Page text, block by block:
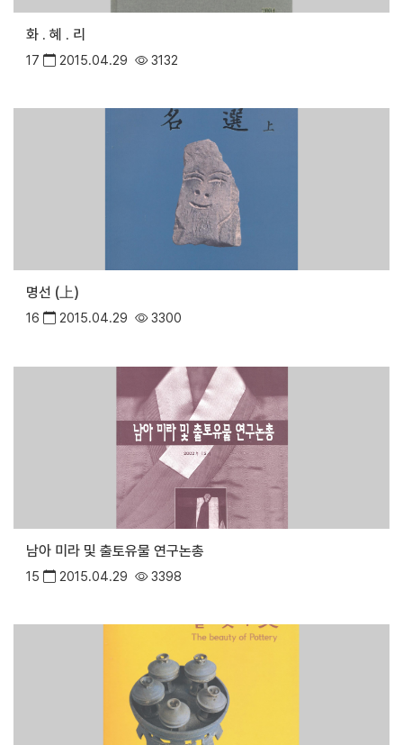
화 . 혜 . 리
17 2015.04.29 3132
명선 (上)
16 2015.04.29 3300
남아 미라 및 출토유물 연구논총
15 2015.04.29 3398